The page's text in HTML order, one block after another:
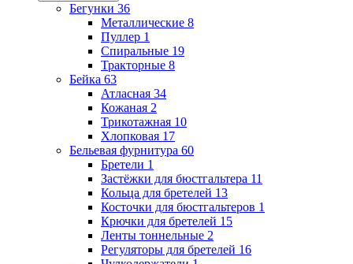
Бегунки 36
Металлические 8
Пуллер 1
Спиральные 19
Тракторные 8
Бейка 63
Атласная 34
Кожаная 2
Трикотажная 10
Хлопковая 17
Бельевая фурнитура 60
Бретели 1
Застёжки для бюстгальтера 11
Кольца для бретелей 13
Косточки для бюстгальтеров 1
Крючки для бретелей 15
Ленты тоннельные 2
Регуляторы для бретелей 16